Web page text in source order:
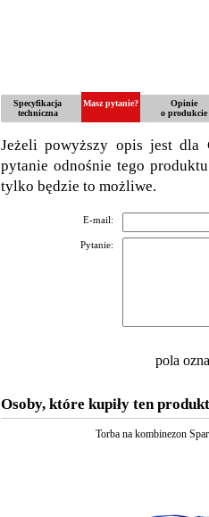
Specyfikacja
techniczna
Masz pytanie?
Opinie
o produkcie
Jeżeli powyższy opis jest dla
pytanie odnośnie tego
tylko będzie to możliwe.
E-mail:
Pytanie:
pola
Osoby, które kupiły ten
Torba na kombinezon